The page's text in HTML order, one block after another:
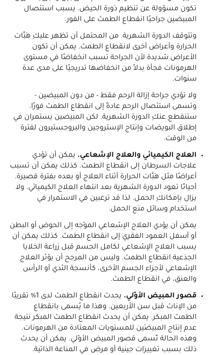
تكون مسؤولة عن تنظيم دَورة الحيض. يسبب استئصال
المبيضين جراحيًا انقطاع الطمث على الفور.
وتتوقف الدورة الشهرية. من المحتمل أن تظهر عليكِ هَبَّات
الحرارة وأعراض أخرى لانقطاع الطمث. يمكن أن تكون
الأعراض شديدة لأن الجراحة تسبب انخفاضًا في مستوى
الهرمونات فجأة بدلاً من انخفاضها تدريجيًا على مدى عدة
سنوات.
ولا تؤدي جراحة إزالة الرحم فقط - من دون المبيضين -
وتسمى استئصال الرحم عادةً إلى انقطاع الطمث فورًا.
ستنقطع عنكِ الدورة الشهرية. لكن المبيضين يستمران في
إطلاق البويضات وإنتاج الإستروجين والبروجستيرون لفترة
من الوقت.
العلاج الكيميائي والعلاج الإشعاعي. يمكن أن تؤدي
علاجات السرطان إلى انقطاع الطمث. كذلك يمكن أن تسبب
أعراضًا مثل هَبَّات الحرارة أثناء العلاج أو بعده بفترة قصيرة.
أحيانًا تعود الدورة الشهرية بعد انتهاء العلاج الكيميائي. ولا
يزال بإمكانكِ الحمل. لذا قد ترغبين في الاستمرار في
استخدام وسائل منع الحمل.
يمكن أن يؤدي العلاج الإشعاعي الموّجه إلى الحوض أو البطن
أو أسفل العمود الفقري إلى انقطاع الطمث. كذلك يمكن أن
يسبب العلاج الإشعاعي لكامل الجسم قبل زراعة الخلايا
الجذعية انقطاع الطمث. وليس من المرجح أن يؤثر العلاج
الإشعاعي لأجزاء الجسم الأخرى، كأنسجة الثدي أو الرأس
والعنق، في انقطاع الطمث.
قصور المبيض الأوّلي.
يحدث انقطاع الطمث لدى 1% تقريبًا
من الإناث قبل سن الأربعين. وهذا ما يُسمى بانقطاع
الطمث المبكر. يمكن أن يحدث انقطاع الطمث المبكر نتيجة
عدم إنتاج المبيضَين للمستويات المعتادة من الهرمونات.
وهذه الحالة تُسمى قصور المبيض الأوّلي. يمكن أن يحدث
ذلك بسبب تغييرات جينية أو مرض في المناعة الذاتية.